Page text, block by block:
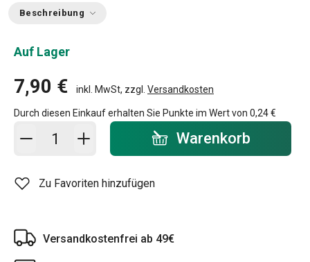
Beschreibung
Auf Lager
7,90 € inkl. MwSt, zzgl. Versandkosten
Durch diesen Einkauf erhalten Sie Punkte im Wert von 0,24 €
In den Warenkorb - Menge Warenkorb
Zu Favoriten hinzufügen
Versandkostenfrei ab 49€